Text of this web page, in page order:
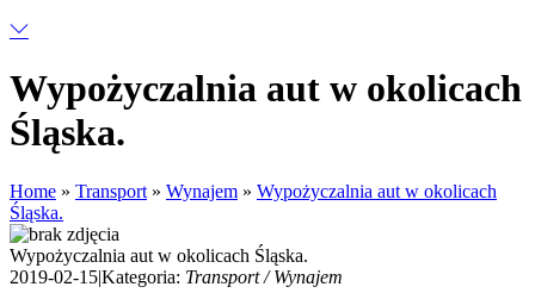
Wypożyczalnia aut w okolicach
Śląska.
Home » Transport » Wynajem » Wypożyczalnia aut w okolicach
Śląska.
Wypożyczalnia aut w okolicach Śląska.
2019-02-15|Kategoria: Transport / Wynajem